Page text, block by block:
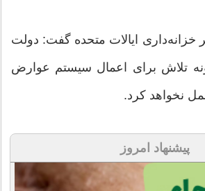
خزانه‌داری ایالات متحده گفت: دولت
تلاش برای اعمال سیستم عوارض
نخواهد کرد.
پیشنهاد امروز